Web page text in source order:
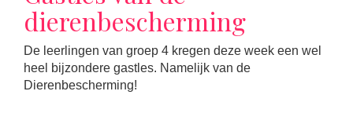
dierenbescherming
De leerlingen van groep 4 kregen deze week een wel
heel bijzondere gastles. Namelijk van de
Dierenbescherming!